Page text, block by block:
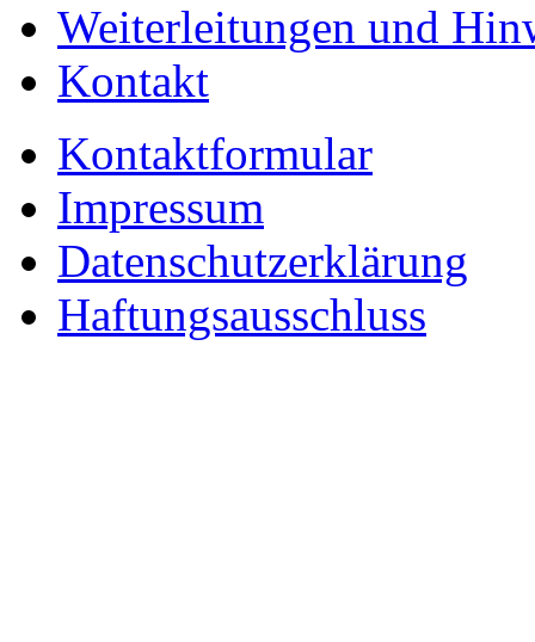
Weiterleitungen und
Kontakt
Kontaktformular
Impressum
Datenschutzerklärung
Haftungsausschluss